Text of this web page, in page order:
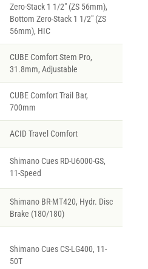
Zero-Stack 1 1/2" (ZS 56mm),
Bottom Zero-Stack 1 1/2" (ZS
56mm), HIC
CUBE Comfort Stem Pro,
31.8mm, Adjustable
CUBE Comfort Trail Bar,
700mm
ACID Travel Comfort
Shimano Cues RD-U6000-GS,
11-Speed
Shimano BR-MT420, Hydr. Disc
Brake (180/180)
Shimano Cues CS-LG400, 11-
50T